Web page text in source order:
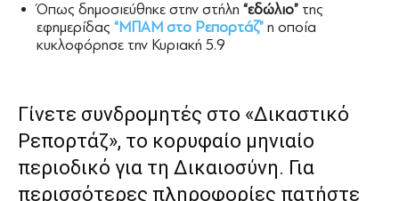
Όπως δημοσιεύθηκε στην στήλη “εδώλιο” της
εφημερίδας “ΜΠΑΜ στο Ρεπορτάζ” η οποία
κυκλοφόρησε την Κυριακή 5.9
Γίνετε συνδρομητές στο «Δικαστικό
Ρεπορτάζ», το κορυφαίο μηνιαίο
περιοδικό για τη Δικαιοσύνη. Για
περισσότερες πληροφορίες πατήστε